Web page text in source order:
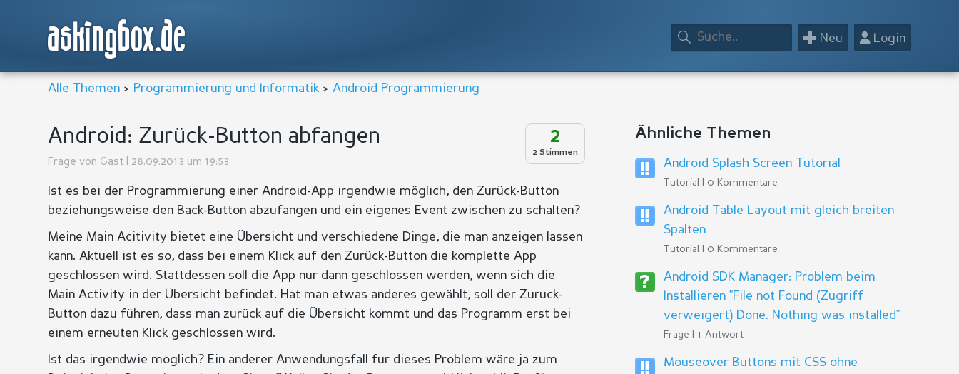
askingbox.de 👤Login
+ Neu
Alle Themen > Programmierung und Informatik > Android Programmierung
2
2 Stimmen
Android: Zurück-Button abfangen
Frage von Gast | 28.09.2013 um 19:53
Ist es bei der Programmierung einer Android-App irgendwie möglich, den Zurück-Button
beziehungsweise den Back-Button abzufangen und ein eigenes Event zwischen zu schalten?
Meine Main Acitivity bietet eine Übersicht und verschiedene Dinge, die man anzeigen lassen
kann. Aktuell ist es so, dass bei einem Klick auf den Zurück-Button die komplette App
geschlossen wird. Stattdessen soll die App nur dann geschlossen werden, wenn sich die
Main Activity in der Übersicht befindet. Hat man etwas anderes gewählt, soll der Zurück-
Button dazu führen, dass man zurück auf die Übersicht kommt und das Programm erst bei
einem erneuten Klick geschlossen wird.
Ist das irgendwie möglich? Ein anderer Anwendungsfall für dieses Problem wäre ja zum
Ähnliche Themen
Android Splash Screen Tutorial
Tutorial | 0 Kommentare
Android Table Layout mit gleich breiten
Spalten
Tutorial | 0 Kommentare
Android SDK Manager: Problem beim
Installieren "File not Found (Zugriff
verweigert) Done. Nothing was installed"
Frage | 1 Antwort
Mouseover Buttons mit CSS ohne